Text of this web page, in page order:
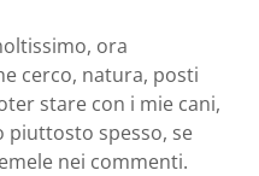
ora
cerco, natura, posti
stare con i mie cani,
piuttosto spesso, se
nei commenti.